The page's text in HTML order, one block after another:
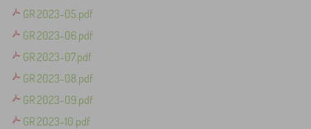
GR 2023-05.pdf
GR 2023-06.pdf
GR 2023-07.pdf
GR 2023-08.pdf
GR 2023-09.pdf
GR 2023-10.pdf